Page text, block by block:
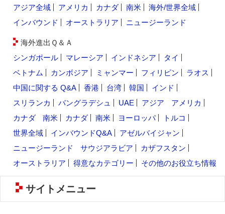
アジア全域
アメリカ カナダ 南米
海外/世界全域
インバウンド
オーストラリア ニュージーランド
海外進出Ｑ＆Ａ
シンガポール
マレーシア インドネシア
タイ
ベトナム
カンボジア ミャンマー フィリピン
ラオス
中国に関する Q&A
香港 台湾 韓国
インド
スリランカ
バングラデシュ UAE アジア
アメリカ
カナダ
南米 カナダ 南米 ヨーロッパ
トルコ
世界全域
インバウンドQ&A
アゼルバイジャン
ニュージーランド
サウジアラビア
カザフスタン
オーストラリア
得意なカテゴリー その他のお役立ち情報
サイトメニュー